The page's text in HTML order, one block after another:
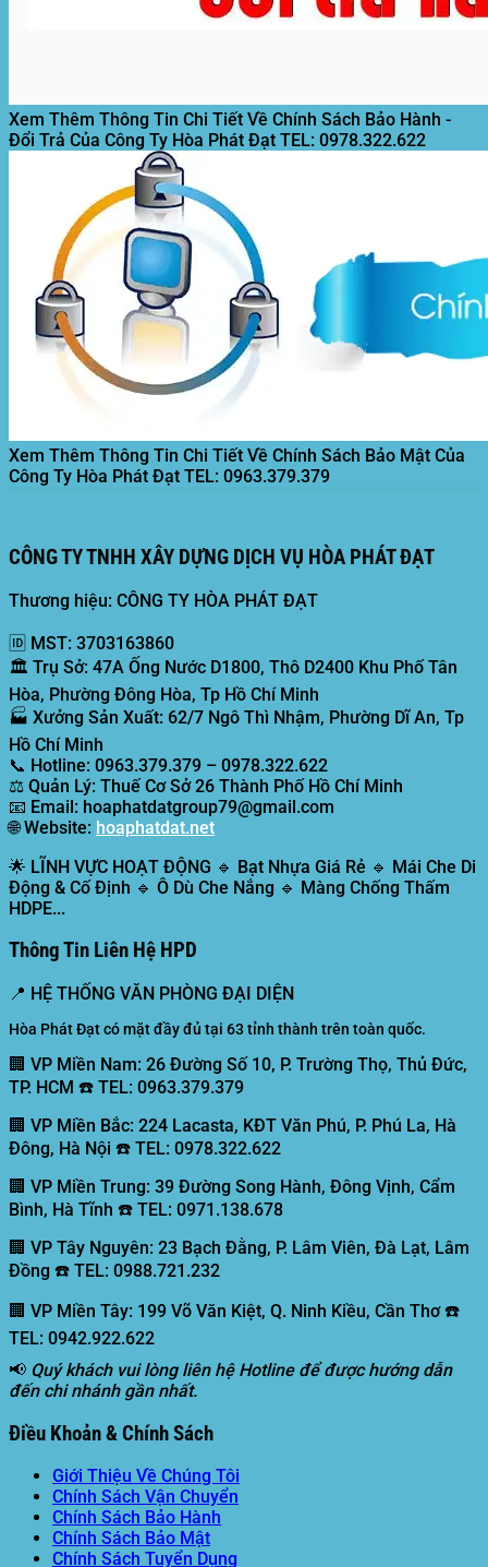
Xem Thêm Thông Tin Chi Tiết Về Chính Sách Bảo Hành -
Đổi Trả Của Công Ty Hòa Phát Đạt TEL: 0978.322.622
Xem Thêm Thông Tin Chi Tiết Về Chính Sách Bảo Mật Của
Công Ty Hòa Phát Đạt TEL: 0963.379.379
CÔNG TY TNHH XÂY DỰNG DỊCH VỤ HÒA PHÁT ĐẠT
Thương hiệu: CÔNG TY HÒA PHÁT ĐẠT
🆔 MST: 3703163860
🏛️ Trụ Sở: 47A Ống Nước D1800, Thô D2400 Khu Phố Tân
Hòa, Phường Đông Hòa, Tp Hồ Chí Minh
🏭 Xưởng Sản Xuất: 62/7 Ngô Thì Nhậm, Phường Dĩ An, Tp
Hồ Chí Minh
📞 Hotline: 0963.379.379 – 0978.322.622
⚖️ Quản Lý: Thuế Cơ Sở 26 Thành Phố Hồ Chí Minh
📧 Email: hoaphatdatgroup79@gmail.com
🌐Website: hoaphatdat.net
🌟 LĨNH VỰC HOẠT ĐỘNG 🔹 Bạt Nhựa Giá Rẻ 🔹 Mái Che Di
Động & Cố Định 🔹 Ô Dù Che Nắng 🔹 Màng Chống Thấm
HDPE...
Thông Tin Liên Hệ HPD
📍 HỆ THỐNG VĂN PHÒNG ĐẠI DIỆN
Hòa Phát Đạt có mặt đầy đủ tại 63 tỉnh thành trên toàn quốc.
🏢 VP Miền Nam: 26 Đường Số 10, P. Trường Thọ, Thủ Đức,
TP. HCM ☎️ TEL: 0963.379.379
🏢 VP Miền Bắc: 224 Lacasta, KĐT Văn Phú, P. Phú La, Hà
Đông, Hà Nội ☎️ TEL: 0978.322.622
🏢 VP Miền Trung: 39 Đường Song Hành, Đông Vịnh, Cẩm
Bình, Hà Tĩnh ☎️ TEL: 0971.138.678
🏢 VP Tây Nguyên: 23 Bạch Đằng, P. Lâm Viên, Đà Lạt, Lâm
Đồng ☎️ TEL: 0988.721.232
🏢 VP Miền Tây: 199 Võ Văn Kiệt, Q. Ninh Kiều, Cần Thơ ☎️
TEL: 0942.922.622
📢 Quý khách vui lòng liên hệ Hotline để được hướng dẫn
đến chi nhánh gần nhất.
Điều Khoản & Chính Sách
Giới Thiệu Về Chúng Tôi
Chính Sách Vận Chuyển
Chính Sách Bảo Hành
Chính Sách Bảo Mật
Chính Sách Tuyển Dụng